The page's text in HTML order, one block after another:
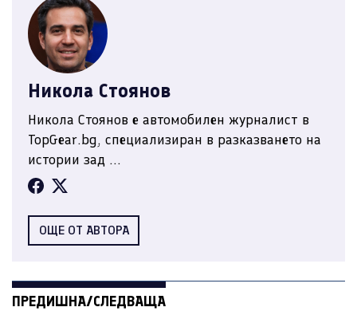
Никола Стоянов
Никола Стоянов е автомобилен журналист в
TopGear.bg, специализиран в разказването на
истории зад ...
ОЩЕ ОТ АВТОРА
ПРЕДИШНА/СЛЕДВАЩА